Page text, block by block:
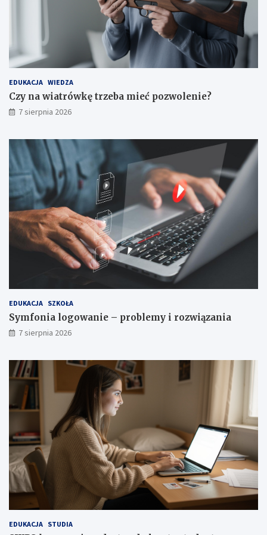
EDUKACJA WIEDZA
Czy na wiatrówkę trzeba mieć pozwolenie?
7 sierpnia 2026
EDUKACJA SZKOŁA
Symfonia logowanie – problemy i rozwiązania
7 sierpnia 2026
EDUKACJA STUDIA